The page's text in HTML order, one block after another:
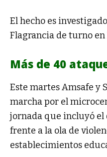
El hecho es
Flagrancia de turno en
Más de 40
Este martes Amsafe y
marcha por el
jornada que incluyó el
frente a la ola de
establecimientos